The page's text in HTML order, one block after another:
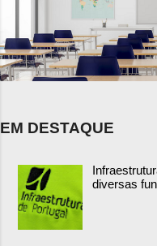
EM DESTAQUE
diversas